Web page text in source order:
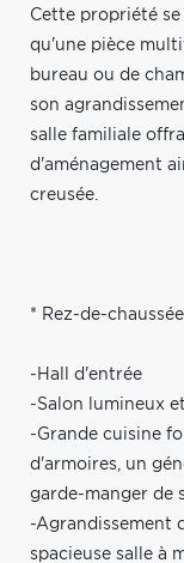
Cette propriété se
qu'une pièce
bureau ou de
son
salle familiale
d'aménagement
creusée.
* Rez-de-
-Hall d'entrée
-Salon lumineux
-Grande cuisine
d'armoires, un
garde-manger de
-Agrandissement
spacieuse salle à